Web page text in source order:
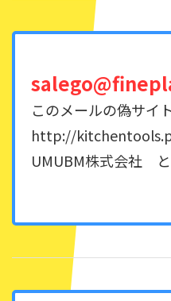
このメールの偽サイ
http://
UMUBM株式会社